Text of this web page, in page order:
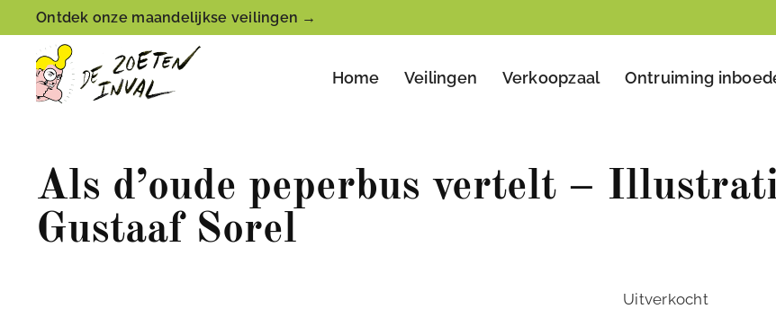
Ontdek onze maandelijkse veilingen →
Home Veilingen Verkoopzaal Ontruiming
Als d’oude peperbus vertelt –
Gustaaf Sorel
Uitverkocht